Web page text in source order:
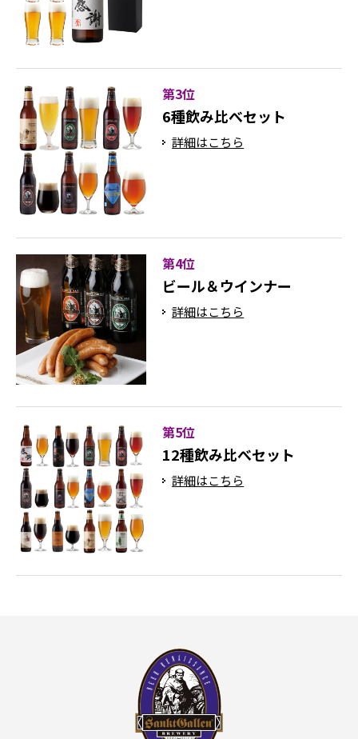
第3位
6種飲み比べセット
詳細はこちら
第4位
ビール＆ウインナー
詳細はこちら
第5位
12種飲み比べセット
詳細はこちら